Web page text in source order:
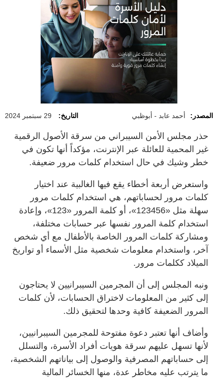
المصدر: أحمد عابد - أبوظبي التاريخ: 29 سبتمبر 2024
حذر مجلس الأمن السيبراني من سرقة الأصول الرقمية
غير المحمية للعائلة عبر الإنترنت، مؤكداً أنها تكون في
خطر وشيك في حال استخدام كلمات مرور ضعيفة.
واستعرض أربعة أخطاء يقع فيها الغالبية عند اختيار
كلمات مرور لحساباتهم، هي استخدام كلمات مرور
سهلة مثل «123456»، أو كلمة المرور «123»، وإعادة
استخدام كلمة المرور نفسها عبر حسابات مختلفة،
ومشاركة كلمات المرور الخاصة بالأطفال مع أي شخص
آخر، واستخدام معلومات شخصية مثل الأسماء أو تواريخ
الميلاد ككلمات مرور.
ونبه المجلس إلى أن المجرمين السيبرانيين لا يحتاجون
إلى كثير من المعلومات لاختراق الحسابات، لأن كلمات
المرور الضعيفة كافية وحدها لتحقيق ذلك.
وأضاف أنها تعتبر دعوة مفتوحة للمجرمين السيبرانيين،
لأنها تسهل عليهم سرقة هويات أفراد الأسرة، والتسلل
إلى حساباتهم المصرفية والوصول إلى بياناتهم الشخصية،
ما يترتب عليه مخاطر عدة، منها الخسائر المالية